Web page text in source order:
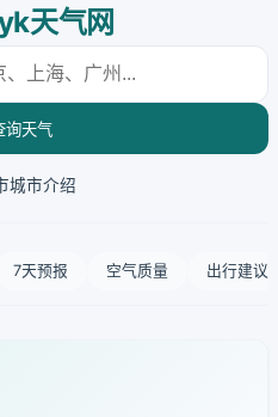
天气网
天气
城市介绍
7天预报 空气质量 出行建议